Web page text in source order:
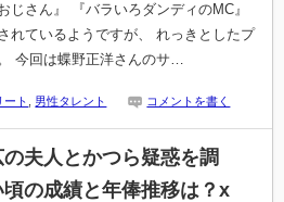
じさん』 『バラいろダンディのMC』
れているようですが、 れっきとしたプ
今回は蝶野正洋さんのサ…
ート 男性タレント コメントを書く
夫人とかつら疑惑を調
の成績と年俸推移は？x